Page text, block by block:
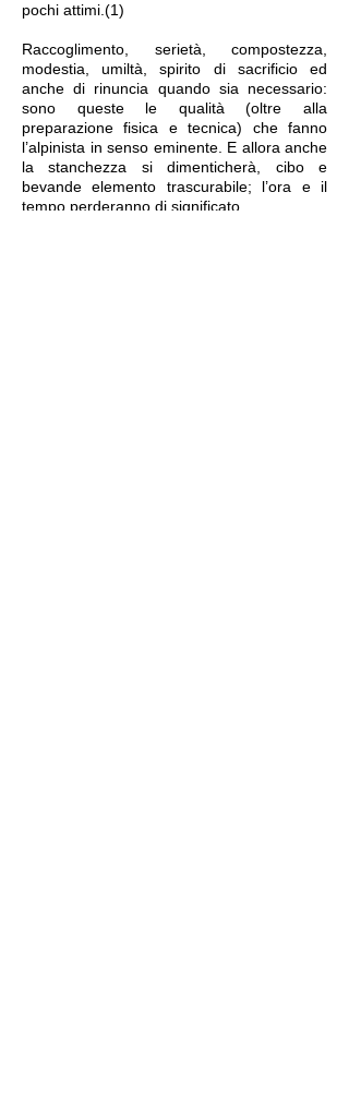
pochi attimi.(1)
Raccoglimento, serietà, compostezza,
modestia, umiltà, spirito di sacrificio ed
anche di rinuncia quando sia necessario:
sono queste le qualità (oltre alla
preparazione fisica e tecnica) che fanno
l’alpinista in senso eminente. E allora anche
la stanchezza si dimenticherà, cibo e
bevande elemento trascurabile; l’ora e il
tempo perderanno di significato.